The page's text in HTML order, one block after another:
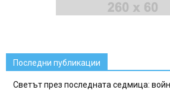
Последни публикации
Светът през последната седмица: